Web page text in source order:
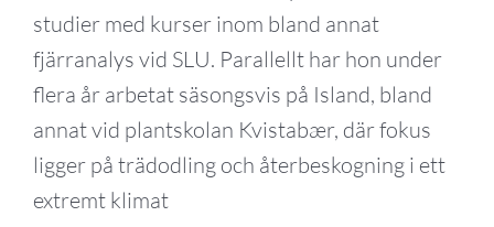
studier med kurser inom bland annat
fjärranalys vid SLU. Parallellt har hon under
flera år arbetat säsongsvis på Island, bland
annat vid plantskolan Kvistabær, där fokus
ligger på trädodling och återbeskogning i ett
extremt klimat